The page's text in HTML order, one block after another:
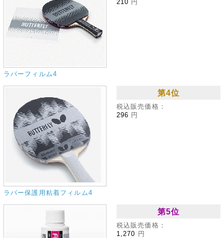
210 円
ラバーフィルム4
第4位
税込販売価格：
296 円
ラバー保護用粘着フィルム4
第5位
税込販売価格：
1,270 円